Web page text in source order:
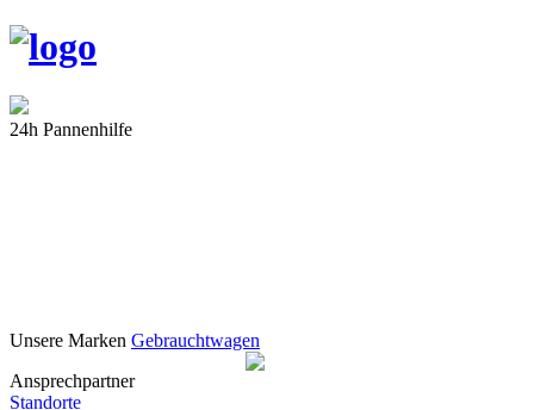
24h Pannenhilfe
Unsere Marken Gebrauchtwagen
Ansprechpartner
Standorte